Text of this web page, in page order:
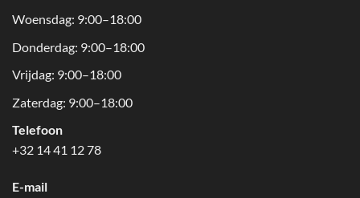
Woensdag: 9:00–18:00
Donderdag: 9:00–18:00
Vrijdag: 9:00–18:00
Zaterdag: 9:00–18:00
Telefoon
+32 14 41 12 78
E-mail